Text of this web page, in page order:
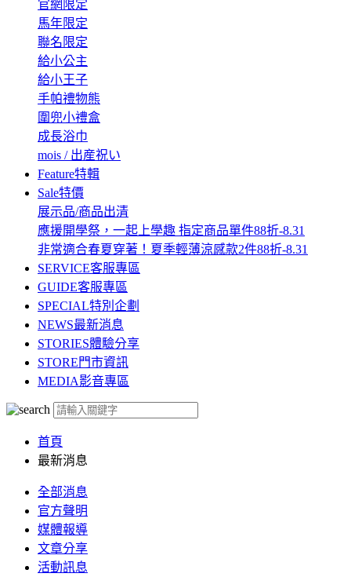
官網限定
馬年限定
聯名限定
給小公主
給小王子
手帕禮物熊
圍兜小禮盒
成長浴巾
mois / 出産祝い
Feature特輯
Sale特價
展示品/商品出清
應援開學祭，一起上學趣 指定商品單件88折-8.31
非常適合春夏穿著！夏季輕薄涼感款2件88折-8.31
SERVICE客服專區
GUIDE客服專區
SPECIAL特別企劃
NEWS最新消息
STORIES體驗分享
STORE門市資訊
MEDIA影音專區
首頁
最新消息
全部消息
官方聲明
媒體報導
文章分享
活動訊息